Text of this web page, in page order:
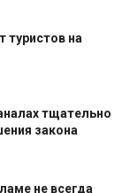
туристов на
тщательно
закона
не всегда